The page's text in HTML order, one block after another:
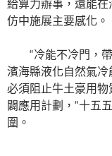
給算力辦事，還能在
仿中施展主要感化。
“冷能不冷門，
濱海縣液化自然氣
必須阻止牛土豪用
闢應用計劃，“十五
圍。